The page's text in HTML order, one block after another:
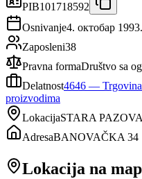
PIB101718592
Osnivanje4. октобар 1993.
Zaposleni38
Pravna formaDruštvo sa
Delatnost4646 —
proizvodima
LokacijaSTARA PAZOVA
AdresaBANOVAČKA 34
Lokacija na